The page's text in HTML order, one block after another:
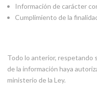
Información de carácter
Cumplimiento de la
Todo lo anterior, respetando
de la información haya
ministerio de la Ley.